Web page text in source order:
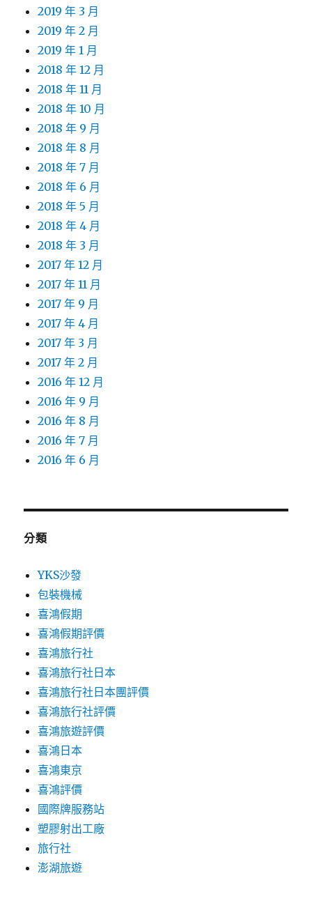
2019 年 3 月
2019 年 2 月
2019 年 1 月
2018 年 12 月
2018 年 11 月
2018 年 10 月
2018 年 9 月
2018 年 8 月
2018 年 7 月
2018 年 6 月
2018 年 5 月
2018 年 4 月
2018 年 3 月
2017 年 12 月
2017 年 11 月
2017 年 9 月
2017 年 4 月
2017 年 3 月
2017 年 2 月
2016 年 12 月
2016 年 9 月
2016 年 8 月
2016 年 7 月
2016 年 6 月
分類
YKS沙發
包裝機械
喜鴻假期
喜鴻假期評價
喜鴻旅行社
喜鴻旅行社日本
喜鴻旅行社日本團評價
喜鴻旅行社評價
喜鴻旅遊評價
喜鴻日本
喜鴻東京
喜鴻評價
國際牌服務站
塑膠射出工廠
旅行社
澎湖旅遊